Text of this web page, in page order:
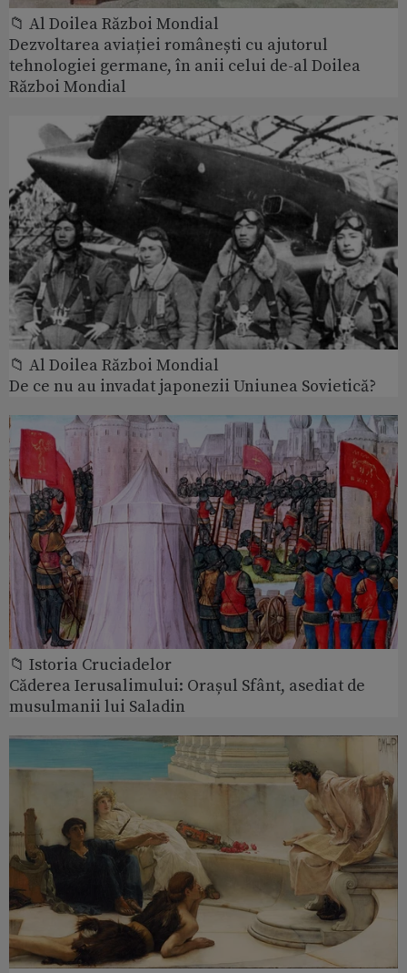
📁 Al Doilea Război Mondial
Dezvoltarea aviației românești cu ajutorul
tehnologiei germane, în anii celui de-al Doilea
Război Mondial
📁 Al Doilea Război Mondial
De ce nu au invadat japonezii Uniunea Sovietică?
📁 Istoria Cruciadelor
Căderea Ierusalimului: Orașul Sfânt, asediat de
musulmanii lui Saladin